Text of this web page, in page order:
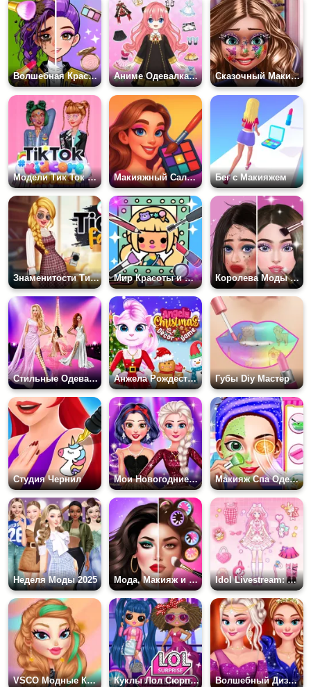
Волшебная Красота Макияж Аниме Одевалка Для Кукол Сказочный Макияж с Блестками
Модели Тик Ток #Кидкор Макияжный Салон Красоты Бег с Макияжем
Знаменитости Тиктока Мир Красоты и Модный Стилист Тока Бока Королева Моды Одевается
Стильные Одевалки на Оценку Анжела Рождественская Одевалка Губы Diy Мастер
Студия Чернил Мои Новогодние Сверкающие Наряды Макияж Спа Одевалка
Неделя Моды 2025 Мода, Макияж и Одевалка Idol Livestream: Doll Dress Up
VSCO Модные Куклы Куклы Лол Сюрприз: Миллениалы Волшебный Дизайн Бального Платья